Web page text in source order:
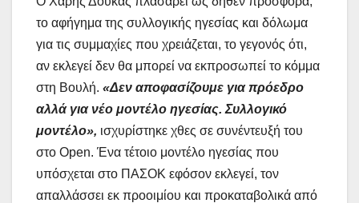
το αφήγημα της συλλογικής ηγεσίας και δόλωμα
για τις συμμαχίες που χρειάζεται, το γεγονός ότι,
αν εκλεγεί δεν θα μπορεί να εκπροσωπεί το κόμμα
στη Βουλή. «Δεν αποφασίζουμε για πρόεδρο
αλλά για νέο μοντέλο ηγεσίας. Συλλογικό
μοντέλο», ισχυρίστηκε χθες σε συνέντευξή του
στο Open. Ένα τέτοιο μοντέλο ηγεσίας που
υπόσχεται στο ΠΑΣΟΚ εφόσον εκλεγεί, τον
απαλλάσσει εκ προοιμίου και προκαταβολικά από